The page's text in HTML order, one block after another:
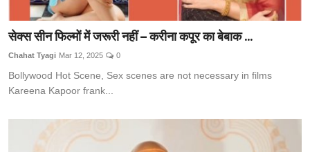
सेक्स सीन फिल्मों में जरूरी नहीं – करीना कपूर का बेबाक ...
Chahat Tyagi Mar 12, 2025 0
Bollywood Hot Scene, Sex scenes are not necessary in films
Kareena Kapoor frank...